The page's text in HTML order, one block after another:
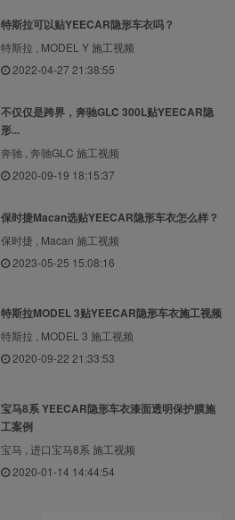
特斯拉可以贴YEECAR隐形车衣吗？
特斯拉 , MODEL Y 施工视频
2022-04-27 21:38:55
不仅仅是跨界，奔驰GLC 300L贴YEECAR隐
形...
奔驰 , 奔驰GLC 施工视频
2020-09-19 18:15:37
保时捷Macan选贴YEECAR隐形车衣怎么样？
保时捷 , Macan 施工视频
2023-05-25 15:08:16
特斯拉MODEL 3贴YEECAR隐形车衣施工视频
特斯拉 , MODEL 3 施工视频
2020-09-22 21:33:53
宝马8系 YEECAR隐形车衣漆面透明保护膜施
工案例
宝马 , 进口宝马8系 施工视频
2020-01-14 14:44:54